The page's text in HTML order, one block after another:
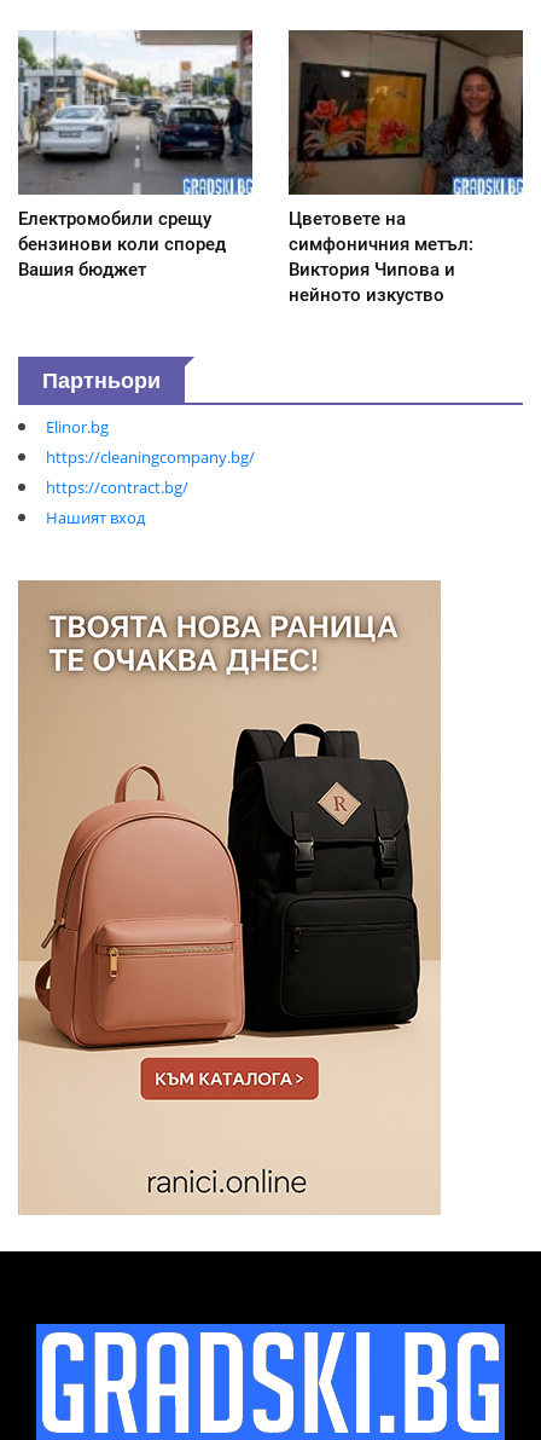
Електромобили срещу
бензинови коли според
Вашия бюджет
Цветовете на
симфоничния метъл:
Виктория Чипова и
нейното изкуство
Партньори
Elinor.bg
https://cleaningcompany.bg/
https://contract.bg/
Нашият вход